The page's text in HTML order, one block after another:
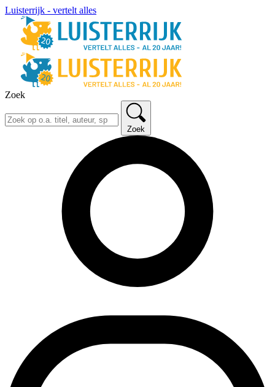
Luisterrijk - vertelt alles
Zoek
Zoek